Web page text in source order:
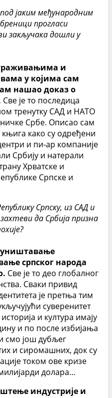
јаким међународним
прогласи
закључака дошли у
и
у којима сам
нашао доказ о
Све је то последица
тренутку САД и НАТО
Србе. Описао сам
књига како су одређени
и пи-ар компаније
Србију и натерали
Хрватске и
Српске и
Српску, из САД и
захтеви да Србија призна
српског народа
Све је то део глобалног
Сваки привид
је претња тим
суверенитет
и култура имају
и по после избијања
смо још дубљег
и сиромашних, док су
током ове кризе
долара…
индустрије и